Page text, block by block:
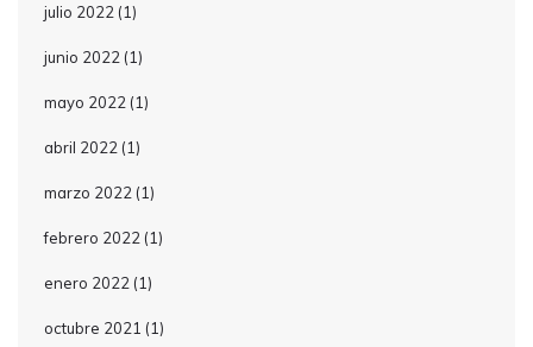
julio 2022 (1)
junio 2022 (1)
mayo 2022 (1)
abril 2022 (1)
marzo 2022 (1)
febrero 2022 (1)
enero 2022 (1)
octubre 2021 (1)